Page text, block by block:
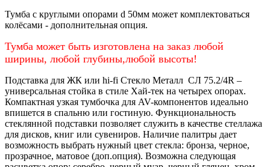
Тумба с круглыми опорами d 50мм может комплектоваться
колёсами - дополнительная опция.
Тумба может быть изготовлена на заказ любой
ширины, любой глубины,любой высоты!
Подставка для ЖК или hi-fi Стекло Металл СЛ 75.2/4R –
универсальная стойка в стиле Хай-тек на четырех опорах.
Компактная узкая тумбочка для AV-компонентов идеально
впишется в спальню или гостиную. Функциональность
стеклянной подставки позволяет служить в качестве стеллажа
для дисков, книг или сувениров. Наличие палитры дает
возможность выбрать нужный цвет стекла: бронза, черное,
прозрачное, матовое (доп.опция). Возможна следующая